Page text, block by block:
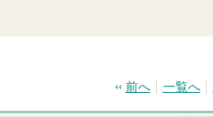
前へ 一覧へ